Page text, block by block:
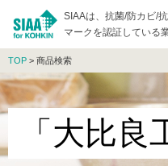
SIAAは、抗菌/防カビ/
マークを認証している
TOP > 商品検索
「大比